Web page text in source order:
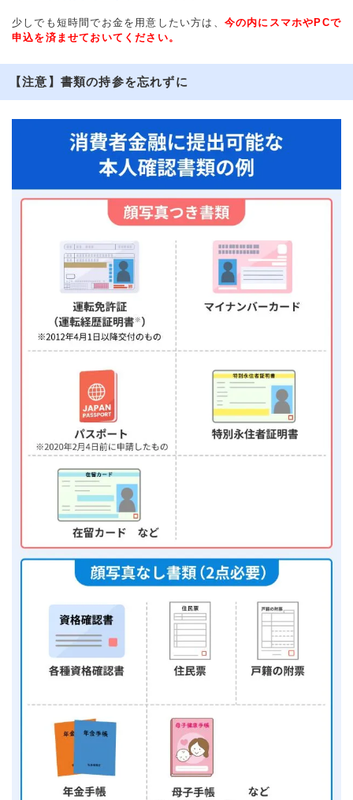
少しでも短時間でお金を用意したい方は、 今の内にスマホやPCで
申込を済ませておいてください。
【注意】書類の持参を忘れずに